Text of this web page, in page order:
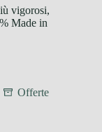
vigorosi,
Made in
Offerte